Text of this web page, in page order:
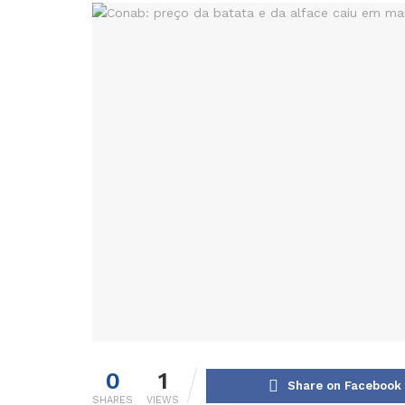
0
SHARES
1
VIEWS
Share on Facebook